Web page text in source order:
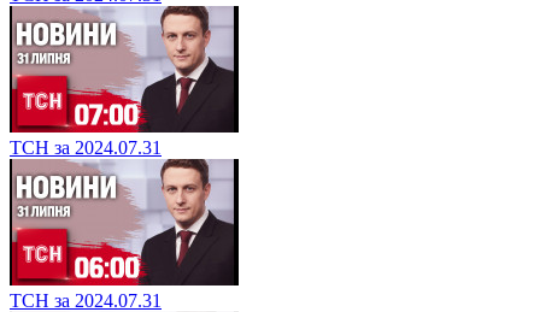
ТСН за 2024.07.31
ТСН за 2024.07.31